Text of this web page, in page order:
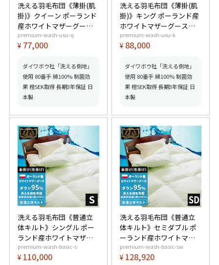
洗える羽毛布団《薄掛(肌
掛)》クイーン ポーランド
産ホワイトマザーグース
ダウン95% (440dp以上)
羽毛量0.7kg 【6つ星プレ
【グッドふとんマーク取
得】
premium-wash-usu-q
¥ 77,000
ダイワボウ社「洗える側地」
使用 80番手 綿100% 制菌効
果 橙SEK取得 長期3年保証 日
本製
洗える羽毛布団《薄掛(肌
掛)》キング ポーランド産
ホワイトマザーグースダ
ウン95% (440dp以上) 羽
毛量0.8kg 【6つ星プレミ
ッドふとんマーク取得】
premium-wash-usu-k
¥ 88,000
ダイワボウ社「洗える側地」
使用 80番手 綿100% 制菌効
果 橙SEK取得 長期3年保証 日
本製
洗える羽毛布団《普通立
体キルト》シングル ポー
ランド産ホワイトマザー
グースダウン95% (440dp
以上) 羽毛量1.3kg 【6つ
premium-wash-basic-s
¥ 110,000
洗える羽毛布団《普通立
体キルト》セミダブル ポ
ーランド産ホワイトマザ
ーグースダウン95%
(440dp以上) 羽毛量1.5kg
premium-wash-basic-sw
¥ 128,920